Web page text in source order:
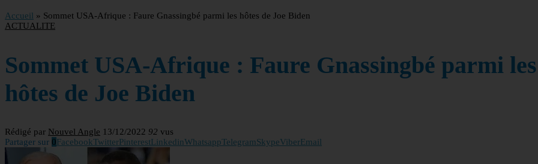
Accueil » Sommet USA-Afrique : Faure Gnassingbé parmi les hôtes de Joe Biden
ACTUALITE
Sommet USA-Afrique : Faure Gnassingbé parmi les
hôtes de Joe Biden
Rédigé par Nouvel Angle 13/12/2022 92 vus
Partager sur 0FacebookTwitterPinterestLinkedinWhatsappTelegramSkypeViberEmail